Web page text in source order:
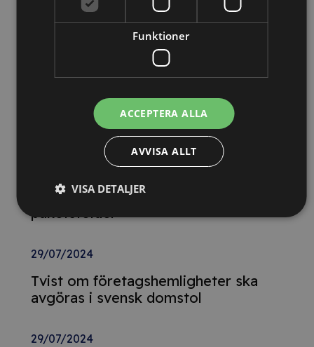
Detta innebär
Tillgänglighetsdirektivet
Momsdeklarationer innehöll belopp
från tidigare år – döms för
skattebrott
Postnord-anställd fälls för fyra
paketstölder
29/07/2024
Tvist om företagshemligheter ska
avgöras i svensk domstol
29/07/2024
Funktioner
ACCEPTERA ALLA
AVVISA ALLT
VISA DETALJER